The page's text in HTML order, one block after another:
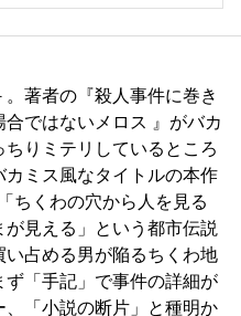
著者の『殺人事件に巻き
ではないメロス 』がバカ
ちりミテリしているところ
カミス風なタイトルの本作
ちくわの穴から人を見る
見える」という都市伝説
い占める男が陥るちくわ地
「手記」で事件の詳細が
「小説の断片」と種明か